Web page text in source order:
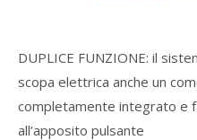
DUPLICE FUNZIONE: il
scopa elettrica anche un
completamente integrato e
all’apposito pulsante